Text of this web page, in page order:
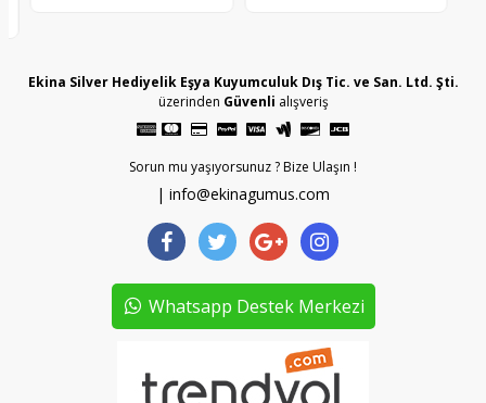
Ekina Silver Hediyelik Eşya Kuyumculuk Dış Tic. ve San. Ltd. Şti.
üzerinden Güvenli alışveriş
Sorun mu yaşıyorsunuz ? Bize Ulaşın !
| info@ekinagumus.com
Whatsapp Destek Merkezi